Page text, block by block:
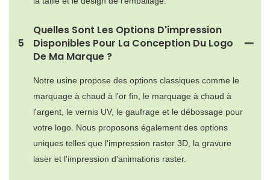
5
Quelles Sont Les Options D'impression
Disponibles Pour La Conception Du Logo
De Ma Marque ?
Notre usine propose des options classiques comme le
marquage à chaud à l'or fin, le marquage à chaud à
l'argent, le vernis UV, le gaufrage et le débossage pour
votre logo. Nous proposons également des options
uniques telles que l'impression raster 3D, la gravure
laser et l'impression d'animations raster.